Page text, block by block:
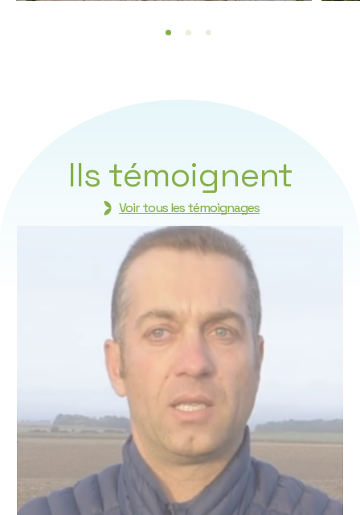
Ils témoignent
Voir tous les témoignages